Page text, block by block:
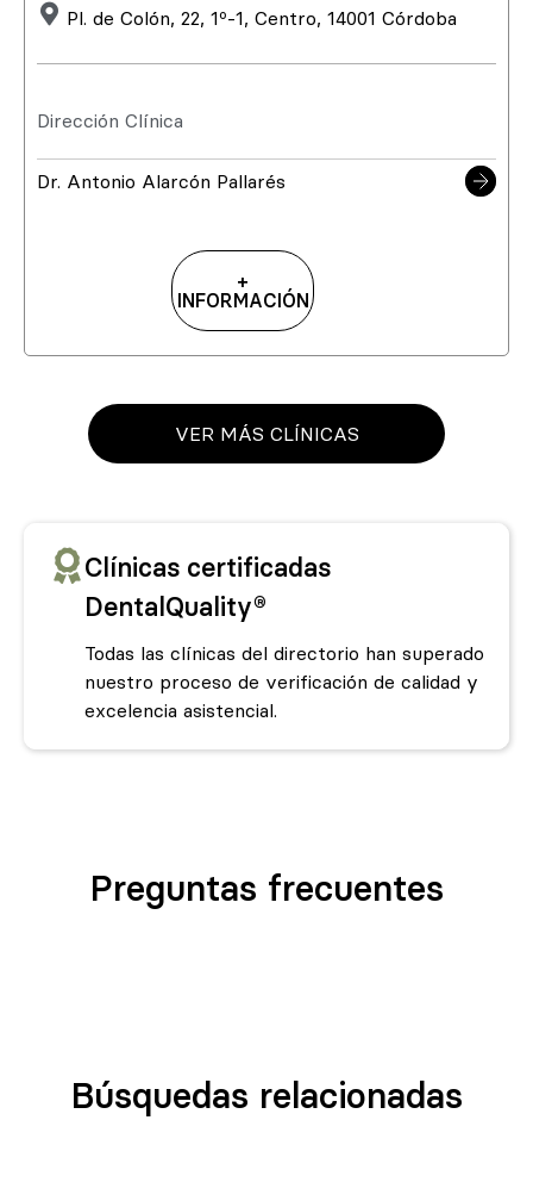
Pl. de Colón, 22, 1º-1, Centro, 14001 Córdoba
Dirección Clínica
Dr. Antonio Alarcón Pallarés
+
INFORMACIÓN
VER MÁS CLÍNICAS
Clínicas certificadas
DentalQuality®
Todas las clínicas del directorio han superado
nuestro proceso de verificación de calidad y
excelencia asistencial.
Preguntas frecuentes
Búsquedas relacionadas